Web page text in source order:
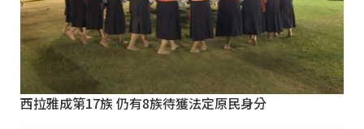
西拉雅成第17族 仍有8族待獲法定原民身分